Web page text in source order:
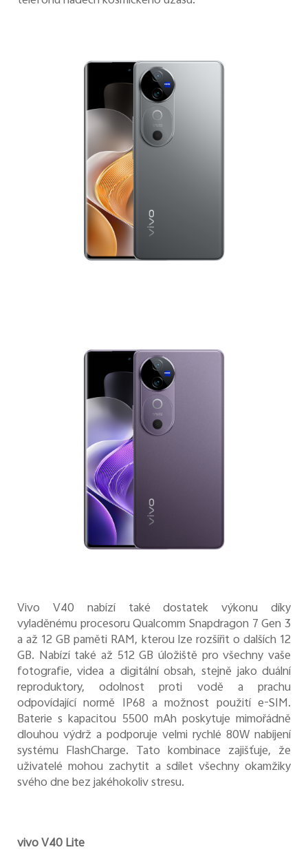
Vivo V40 nabízí také dostatek výkonu díky
vyladěnému procesoru Qualcomm Snapdragon 7 Gen 3
a až 12 GB paměti RAM, kterou lze rozšířit o dalších 12
GB. Nabízí také až 512 GB úložiště pro všechny vaše
fotografie, videa a digitální obsah, stejně jako duální
reproduktory, odolnost proti vodě a prachu
odpovídající normě IP68 a možnost použití e-SIM.
Baterie s kapacitou 5500 mAh poskytuje mimořádně
dlouhou výdrž a podporuje velmi rychlé 80W nabíjení
systému FlashCharge. Tato kombinace zajišťuje, že
uživatelé mohou zachytit a sdílet všechny okamžiky
svého dne bez jakéhokoliv stresu.
vivo V40 Lite